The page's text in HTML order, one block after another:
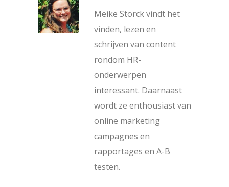
Meike Storck vindt het
vinden, lezen en
schrijven van content
rondom HR-
onderwerpen
interessant. Daarnaast
wordt ze enthousiast van
online marketing
campagnes en
rapportages en A-B
testen.